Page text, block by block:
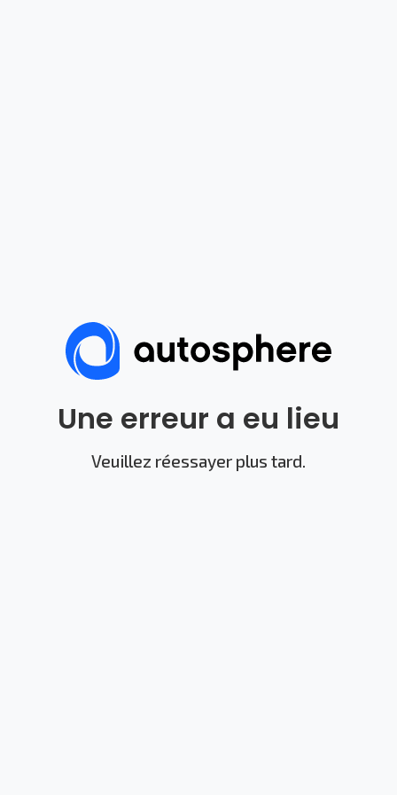
Une erreur a eu lieu
Veuillez réessayer plus tard.